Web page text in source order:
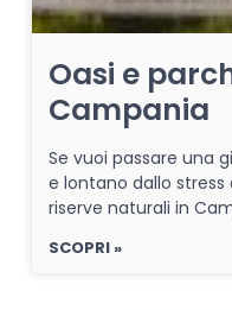
Oasi e
Campania
Se vuoi passare una
e lontano dallo
riserve naturali in
SCOPRI »